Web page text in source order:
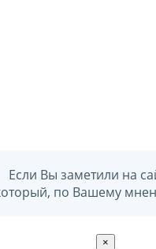
Если Вы заметили на
по Вашему
×